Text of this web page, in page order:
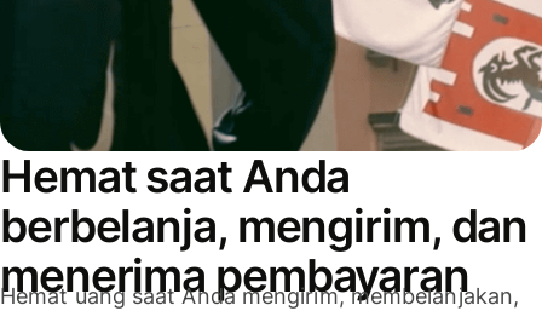
Hemat saat Anda
berbelanja, mengirim, dan
menerima pembayaran
Hemat uang saat Anda mengirim, membelanjakan,